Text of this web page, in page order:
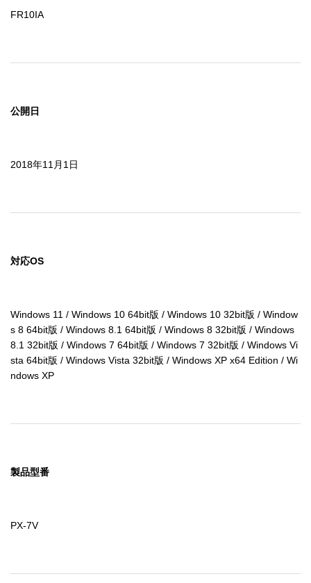
FR10IA
公開日
2018年11月1日
対応OS
Windows 11 / Windows 10 64bit版 / Windows 10 32bit版 / Window
s 8 64bit版 / Windows 8.1 64bit版 / Windows 8 32bit版 / Windows
8.1 32bit版 / Windows 7 64bit版 / Windows 7 32bit版 / Windows Vi
sta 64bit版 / Windows Vista 32bit版 / Windows XP x64 Edition / Wi
ndows XP
製品型番
PX-7V